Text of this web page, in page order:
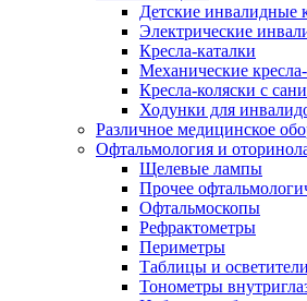
Детские инвалидные
Электрические
Кресла-каталки
Механические
Кресла-коляски с
Ходунки для
Различное медицинское
Офтальмология и
Щелевые лампы
Прочее
Офтальмоскопы
Рефрактометры
Периметры
Таблицы и
Тонометры